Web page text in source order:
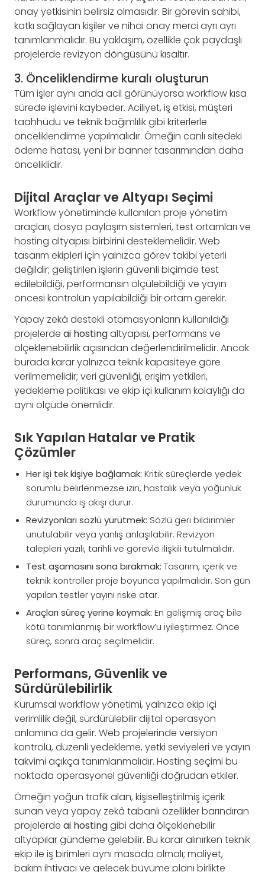
onay yetkisinin belirsiz olmasıdır. Bir görevin sahibi,
katkı sağlayan kişiler ve nihai onay merci ayrı ayrı
tanımlanmalıdır. Bu yaklaşım, özellikle çok paydaşlı
projelerde revizyon döngüsünü kısaltır.
3. Önceliklendirme kuralı oluşturun
Tüm işler aynı anda acil görünüyorsa workflow kısa
sürede işlevini kaybeder. Aciliyet, iş etkisi, müşteri
taahhüdü ve teknik bağımlılık gibi kriterlerle
önceliklendirme yapılmalıdır. Örneğin canlı sitedeki
ödeme hatası, yeni bir banner tasarımından daha
önceliklidir.
Dijital Araçlar ve Altyapı Seçimi
Workflow yönetiminde kullanılan proje yönetim
araçları, dosya paylaşım sistemleri, test ortamları ve
hosting altyapısı birbirini desteklemelidir. Web
tasarım ekipleri için yalnızca görev takibi yeterli
değildir; geliştirilen işlerin güvenli biçimde test
edilebildiği, performansın ölçülebildiği ve yayın
öncesi kontrolün yapılabildiği bir ortam gerekir.
Yapay zekâ destekli otomasyonların kullanıldığı
projelerde ai hostingaltyapısı, performans ve
ölçeklenebilirlik açısından değerlendirilmelidir. Ancak
burada karar yalnızca teknik kapasiteye göre
verilmemelidir; veri güvenliği, erişim yetkileri,
yedekleme politikası ve ekip içi kullanım kolaylığı da
aynı ölçüde önemlidir.
Sık Yapılan Hatalar ve Pratik
Çözümler
Her işi tek kişiye bağlamak: Kritik süreçlerde yedek
sorumlu belirlenmezse izin, hastalık veya yoğunluk
durumunda iş akışı durur.
Revizyonları sözlü yürütmek: Sözlü geri bildirimler
unutulabilir veya yanlış anlaşılabilir. Revizyon
talepleri yazılı, tarihli ve görevle ilişkili tutulmalıdır.
Test aşamasını sona bırakmak: Tasarım, içerik ve
teknik kontroller proje boyunca yapılmalıdır. Son gün
yapılan testler yayını riske atar.
Araçları süreç yerine koymak: En gelişmiş araç bile
kötü tanımlanmış bir workflow’u iyileştirmez. Önce
süreç, sonra araç seçilmelidir.
Performans, Güvenlik ve
Sürdürülebilirlik
Kurumsal workflow yönetimi, yalnızca ekip içi
verimlilik değil, sürdürülebilir dijital operasyon
anlamına da gelir. Web projelerinde versiyon
kontrolü, düzenli yedekleme, yetki seviyeleri ve yayın
takvimi açıkça tanımlanmalıdır. Hosting seçimi bu
noktada operasyonel güvenliği doğrudan etkiler.
Örneğin yoğun trafik alan, kişiselleştirilmiş içerik
sunan veya yapay zekâ tabanlı özellikler barındıran
projelerde ai hostinggibi daha ölçeklenebilir
altyapılar gündeme gelebilir. Bu karar alınırken teknik
ekip ile iş birimleri aynı masada olmalı; maliyet,
bakım ihtiyacı ve gelecek büyüme planı birlikte